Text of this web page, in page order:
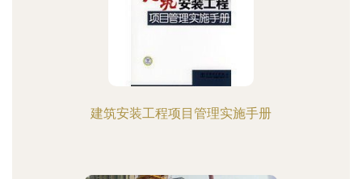
建筑安装工程项目管理实施手册